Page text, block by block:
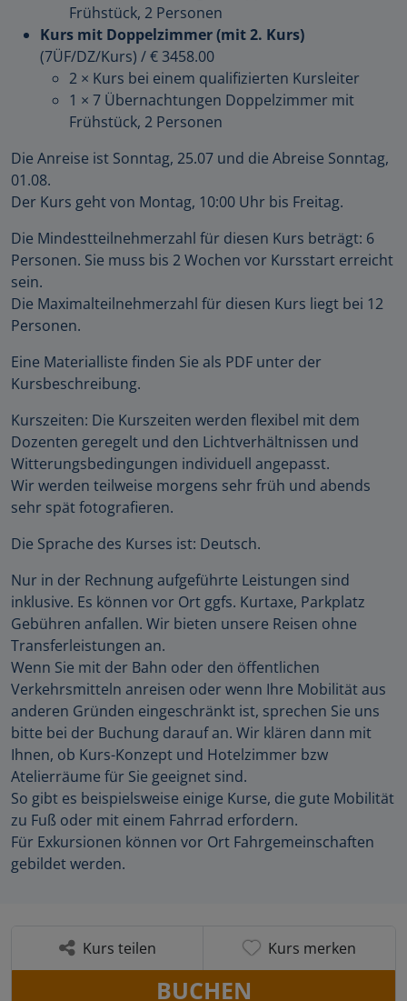
Frühstück, 2 Personen
Kurs mit Doppelzimmer (mit 2. Kurs)
(7ÜF/DZ/Kurs) /€ 3458.00
2 × Kurs bei einem qualifizierten Kursleiter
1 × 7 Übernachtungen Doppelzimmer mit
Frühstück, 2 Personen
Die Anreise ist Sonntag, 25.07 und die Abreise Sonntag,
01.08.
Der Kurs geht von Montag, 10:00 Uhr bis Freitag.
Die Mindestteilnehmerzahl für diesen Kurs beträgt: 6
Personen. Sie muss bis 2 Wochen vor Kursstart erreicht
sein.
Die Maximalteilnehmerzahl für diesen Kurs liegt bei 12
Personen.
Eine Materialliste finden Sie als PDF unter der
Kursbeschreibung.
Kurszeiten: Die Kurszeiten werden flexibel mit dem
Dozenten geregelt und den Lichtverhältnissen und
Witterungsbedingungen individuell angepasst.
Wir werden teilweise morgens sehr früh und abends
sehr spät fotografieren.
Die Sprache des Kurses ist: Deutsch.
Nur in der Rechnung aufgeführte Leistungen sind
inklusive. Es können vor Ort ggfs. Kurtaxe, Parkplatz
Gebühren anfallen. Wir bieten unsere Reisen ohne
Transferleistungen an.
Wenn Sie mit der Bahn oder den öffentlichen
Verkehrsmitteln anreisen oder wenn Ihre Mobilität aus
anderen Gründen eingeschränkt ist, sprechen Sie uns
bitte bei der Buchung darauf an. Wir klären dann mit
Ihnen, ob Kurs-Konzept und Hotelzimmer bzw
Atelierräume für Sie geeignet sind.
So gibt es beispielsweise einige Kurse, die gute Mobilität
zu Fuß oder mit einem Fahrrad erfordern.
Für Exkursionen können vor Ort Fahrgemeinschaften
gebildet werden.
Kurs teilen Kurs merken
BUCHEN